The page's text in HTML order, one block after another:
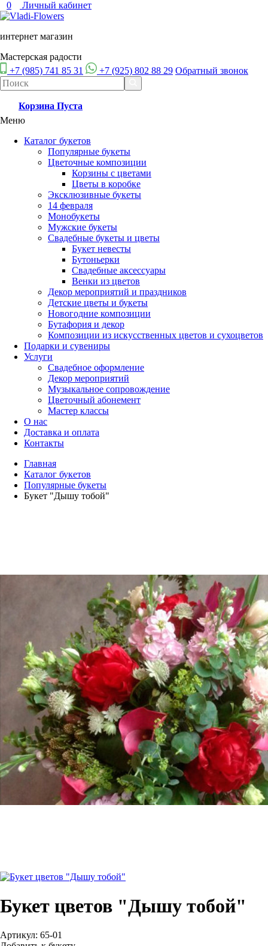
0 Личный кабинет
интернет магазин
Мастерская радости
+7 (985) 741 85 31
+7 (925) 802 88 29 Обратный звонок
Корзина Пуста
Меню
Каталог букетов
Популярные букеты
Цветочные композиции
Корзины с цветами
Цветы в коробке
Эксклюзивные букеты
14 февраля
Монобукеты
Мужские букеты
Свадебные букеты и цветы
Букет невесты
Бутоньерки
Свадебные аксессуары
Венки из цветов
Декор мероприятий и праздников
Детские цветы и букеты
Новогодние композиции
Бутафория и декор
Композиции из искусственных цветов и сухоцветов
Подарки и сувениры
Услуги
Свадебное оформление
Декор мероприятий
Музыкальное сопровождение
Цветочный абонемент
Мастер классы
О нас
Доставка и оплата
Контакты
Главная
Каталог букетов
Популярные букеты
Букет "Дышу тобой"
Букет цветов "Дышу тобой"
Артикул: 65-01